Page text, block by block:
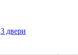
3 двери